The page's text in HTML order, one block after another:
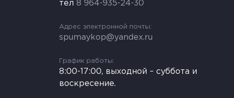
тел 8 964-935-24-30
Адрес электронной почты:
spumaykop@yandex.ru
График работы:
8:00-17:00, выходной – суббота и
воскресение.